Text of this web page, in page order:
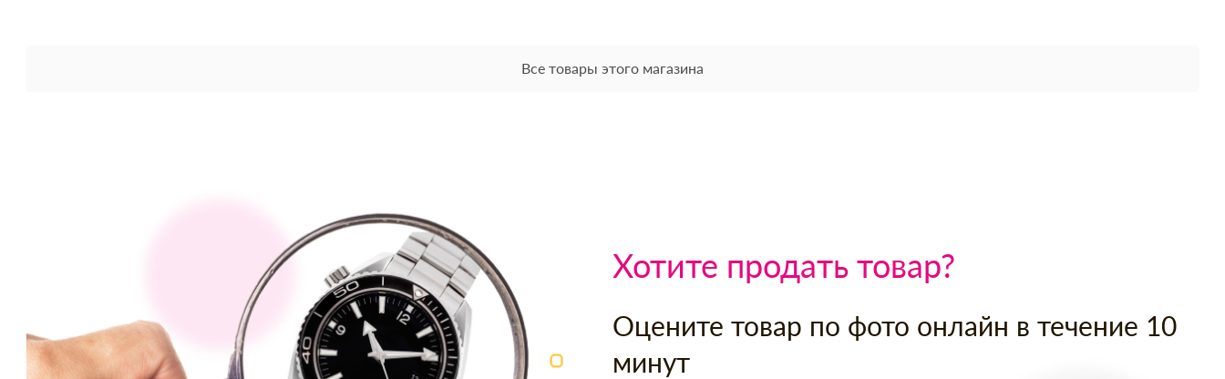
Все товары этого магазина
Хотите продать товар?
Оцените товар по фото онлайн в течение 10
минут